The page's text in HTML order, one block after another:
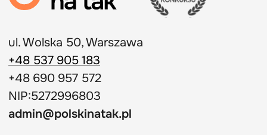
© 2026, Polski Na Tak